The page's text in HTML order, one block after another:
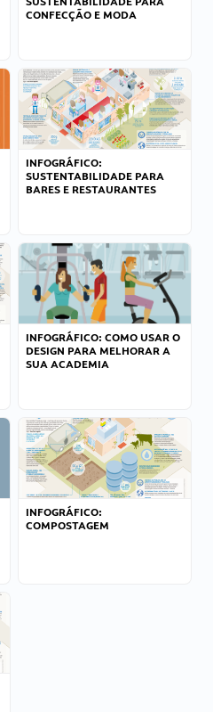
CONFECÇÃO E MODA
INFOGRÁFICO:
SUSTENTABILIDADE PARA
BARES E RESTAURANTES
INFOGRÁFICO: COMO USAR O
DESIGN PARA MELHORAR A
SUA ACADEMIA
INFOGRÁFICO:
COMPOSTAGEM